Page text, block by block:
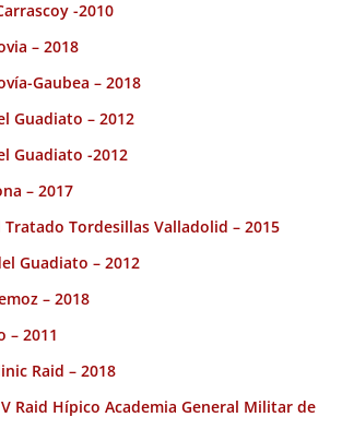
-2010
– 2018
Gaubea – 2018
Guadiato – 2012
Guadiato -2012
– 2017
Tratado Tordesillas Valladolid – 2015
Guadiato – 2012
– 2018
– 2011
Raid – 2018
Raid Hípico Academia General Militar de